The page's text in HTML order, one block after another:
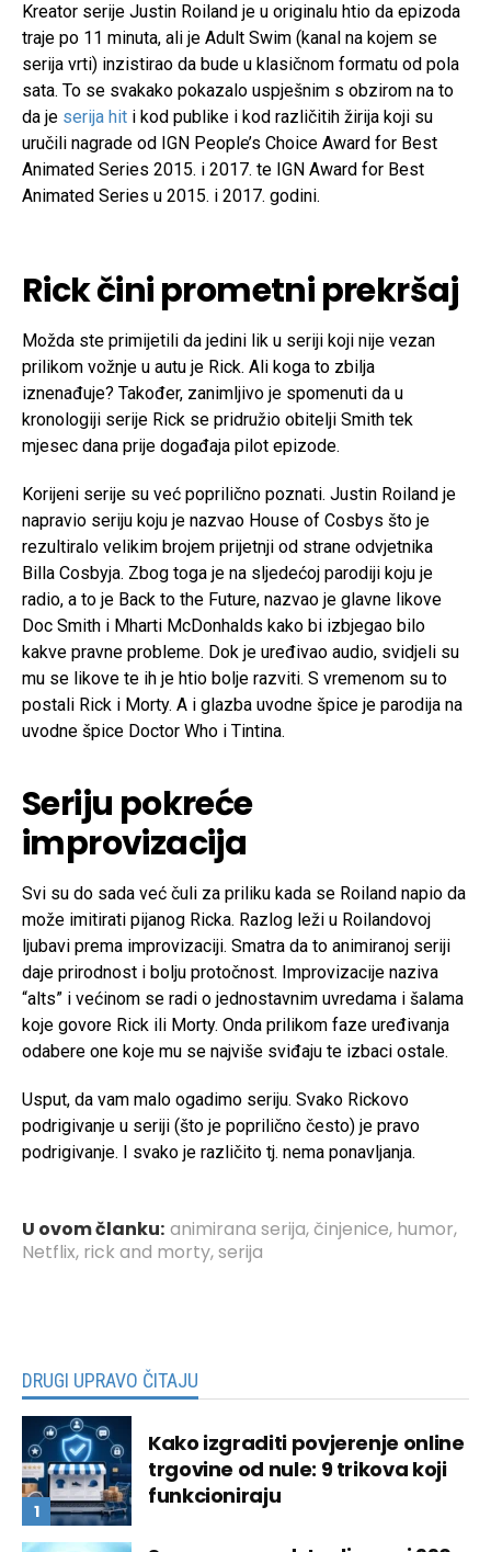
Kreator serije Justin Roiland je u originalu htio da epizoda
traje po 11 minuta, ali je Adult Swim (kanal na kojem se
serija vrti) inzistirao da bude u klasičnom formatu od pola
sata. To se svakako pokazalo uspješnim s obzirom na to
da je serija hit i kod publike i kod različitih žirija koji su
uručili nagrade od IGN People’s Choice Award for Best
Animated Series 2015. i 2017. te IGN Award for Best
Animated Series u 2015. i 2017. godini.
Rick čini prometni prekršaj
Možda ste primijetili da jedini lik u seriji koji nije vezan
prilikom vožnje u autu je Rick. Ali koga to zbilja
iznenađuje? Također, zanimljivo je spomenuti da u
kronologiji serije Rick se pridružio obitelji Smith tek
mjesec dana prije događaja pilot epizode.
Korijeni serije su već poprilično poznati. Justin Roiland je
napravio seriju koju je nazvao House of Cosbys što je
rezultiralo velikim brojem prijetnji od strane odvjetnika
Billa Cosbyja. Zbog toga je na sljedećoj parodiji koju je
radio, a to je Back to the Future, nazvao je glavne likove
Doc Smith i Mharti McDonhalds kako bi izbjegao bilo
kakve pravne probleme. Dok je uređivao audio, svidjeli su
mu se likove te ih je htio bolje razviti. S vremenom su to
postali Rick i Morty. A i glazba uvodne špice je parodija na
uvodne špice Doctor Who i Tintina.
Seriju pokreće
improvizacija
Svi su do sada već čuli za priliku kada se Roiland napio da
može imitirati pijanog Ricka. Razlog leži u Roilandovoj
ljubavi prema improvizaciji. Smatra da to animiranoj seriji
daje prirodnost i bolju protočnost. Improvizacije naziva
“alts” i većinom se radi o jednostavnim uvredama i šalama
koje govore Rick ili Morty. Onda prilikom faze uređivanja
odabere one koje mu se najviše sviđaju te izbaci ostale.
Usput, da vam malo ogadimo seriju. Svako Rickovo
podrigivanje u seriji (što je poprilično često) je pravo
podrigivanje. I svako je različito tj. nema ponavljanja.
U ovom članku: animirana serija,činjenice, humor,
Netflix, rick and morty,serija
DRUGI UPRAVO ČITAJU
Kako izgraditi povjerenje online
trgovine od nule: 9 trikova koji
funkcioniraju